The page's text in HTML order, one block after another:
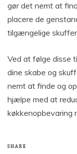
gør det nemt at
placere de
tilgængelige
Ved at følge disse
dine skabe og
nemt at finde og
hjælpe med at
køkkenopbevaring
SHARE